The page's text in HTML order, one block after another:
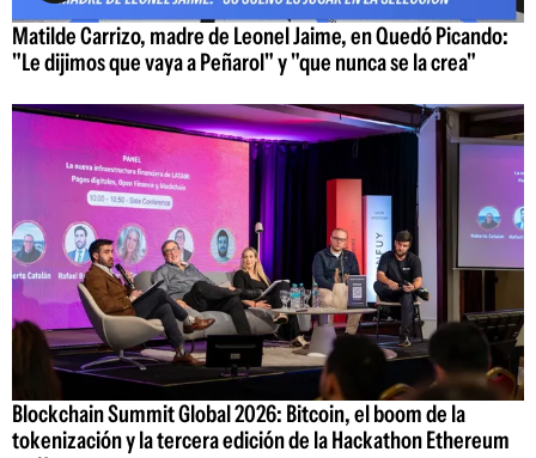
Matilde Carrizo, madre de Leonel Jaime, en Quedó Picando:
"Le dijimos que vaya a Peñarol" y "que nunca se la crea"
Blockchain Summit Global 2026: Bitcoin, el boom de la
tokenización y la tercera edición de la Hackathon Ethereum